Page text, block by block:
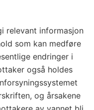
relevant informasjon
som kan medføre
endringer i
også holdes
og årsakene